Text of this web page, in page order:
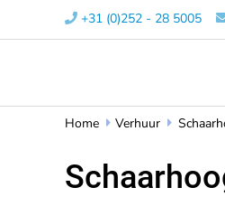
 +31 (0)252 - 28 5005​
Home  Verhuur 